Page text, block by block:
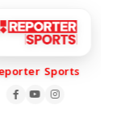
Sports